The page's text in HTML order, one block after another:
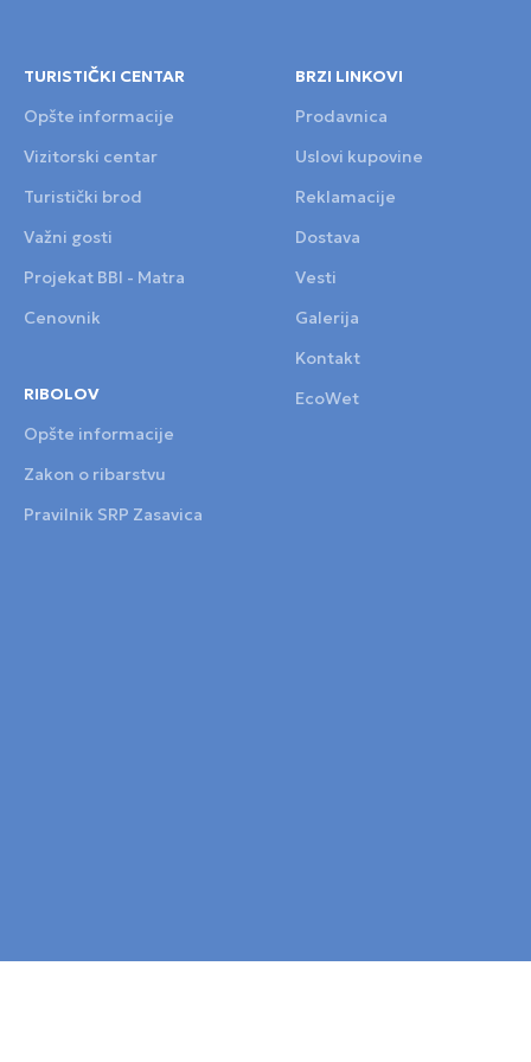
TURISTIČKI CENTAR
Opšte informacije
Vizitorski centar
Turistički brod
Važni gosti
Projekat BBI - Matra
Cenovnik
RIBOLOV
Opšte informacije
Zakon o ribarstvu
Pravilnik SRP Zasavica
BRZI LINKOVI
Prodavnica
Uslovi kupovine
Reklamacije
Dostava
Vesti
Galerija
Kontakt
EcoWet